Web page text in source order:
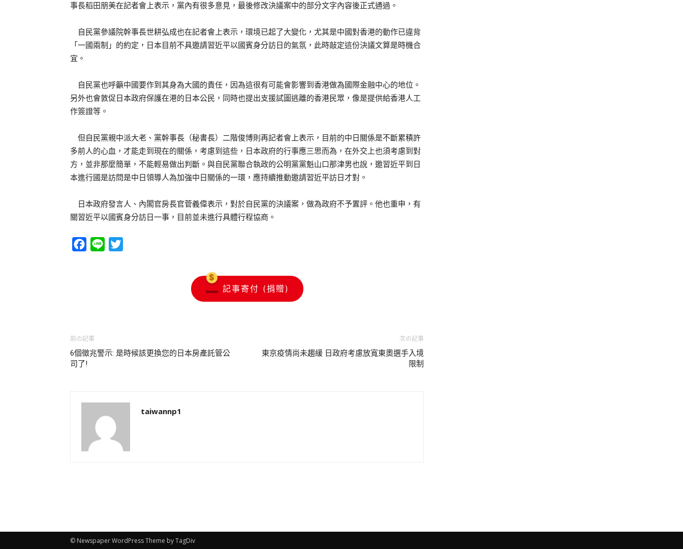
事長稻田朋美在記者會上表示，黨內有很多意見，最後修改決議案中的部分文字內容後正式通過。
自民黨參議院幹事長世耕弘成也在記者會上表示，環境已起了大變化，尤其是中國對香港的動作已違背
「一國兩制」的約定，日本目前不具邀請習近平以國賓身分訪日的氣氛，此時敲定這份決議文算是時機合
宜。
自民黨也呼籲中國要作到其身為大國的責任，因為這很有可能會影響到香港做為國際金融中心的地位。
另外也會敦促日本政府保護在港的日本公民，同時也提出支援試圖逃離的香港民眾，像是提供給香港人工
作簽證等。
但自民黨親中派大老、黨幹事長（秘書長）二階俊博則再記者會上表示，目前的中日關係是不斷累積許
多前人的心血，才能走到現在的關係，考慮到這些，日本政府的行事應三思而為，在外交上也須考慮到對
方，並非那麼簡單，不能輕易做出判斷。與自民黨聯合執政的公明黨黨魁山口那津男也說，邀習近平到日
本進行國是訪問是中日領導人為加強中日關係的一環，應持續推動邀請習近平訪日才對。
日本政府發言人、內閣官房長官菅義偉表示，對於自民黨的決議案，做為政府不予置評。他也重申，有
關習近平以國賓身分訪日一事，目前並未進行具體行程協商。
Facebook
Line
記事寄付 (捐贈)
前の記事
6個徵兆警示: 是時候該更換您的日本房產託管公
司了!
次の記事
東京疫情尚未趨緩 日政府考慮放寬東奧選手入境
限制
taiwannp1
© Newspaper WordPress Theme by TagDiv